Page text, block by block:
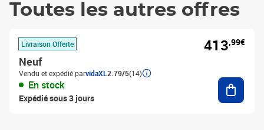
Toutes les autres offres
Livraison Offerte
Neuf
Vendu et expédié parvidaXL 2.79/5(14)
En stock
Expédié sous 3 jours
413,99€